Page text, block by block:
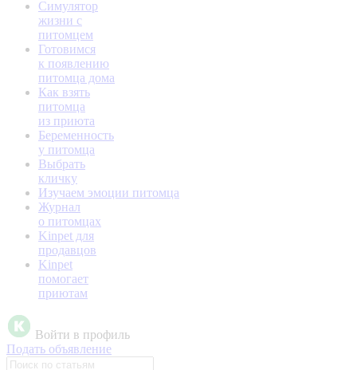
Симулятор
жизни с
питомцем
Готовимся
к появлению
питомца дома
Как взять
питомца
из приюта
Беременность
у питомца
Выбрать
кличку
Изучаем эмоции питомца
Журнал
о питомцах
Kinpet для
продавцов
Kinpet
помогает
приютам
Войти в профиль
Подать объявление